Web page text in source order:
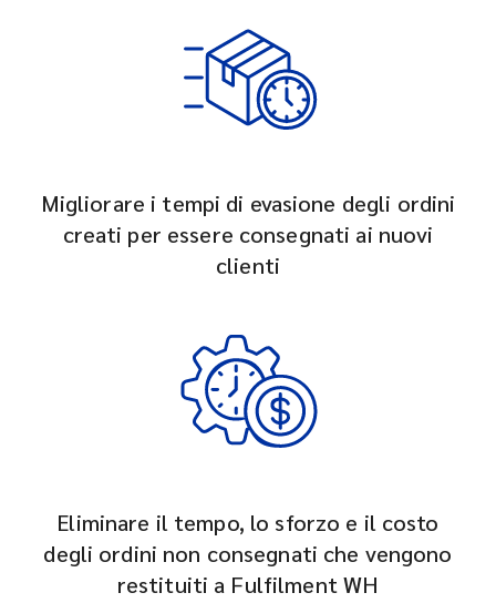
Migliorare i tempi di evasione degli ordini
creati per essere consegnati ai nuovi
clienti
Eliminare il tempo, lo sforzo e il costo
degli ordini non consegnati che vengono
restituiti a Fulfilment WH